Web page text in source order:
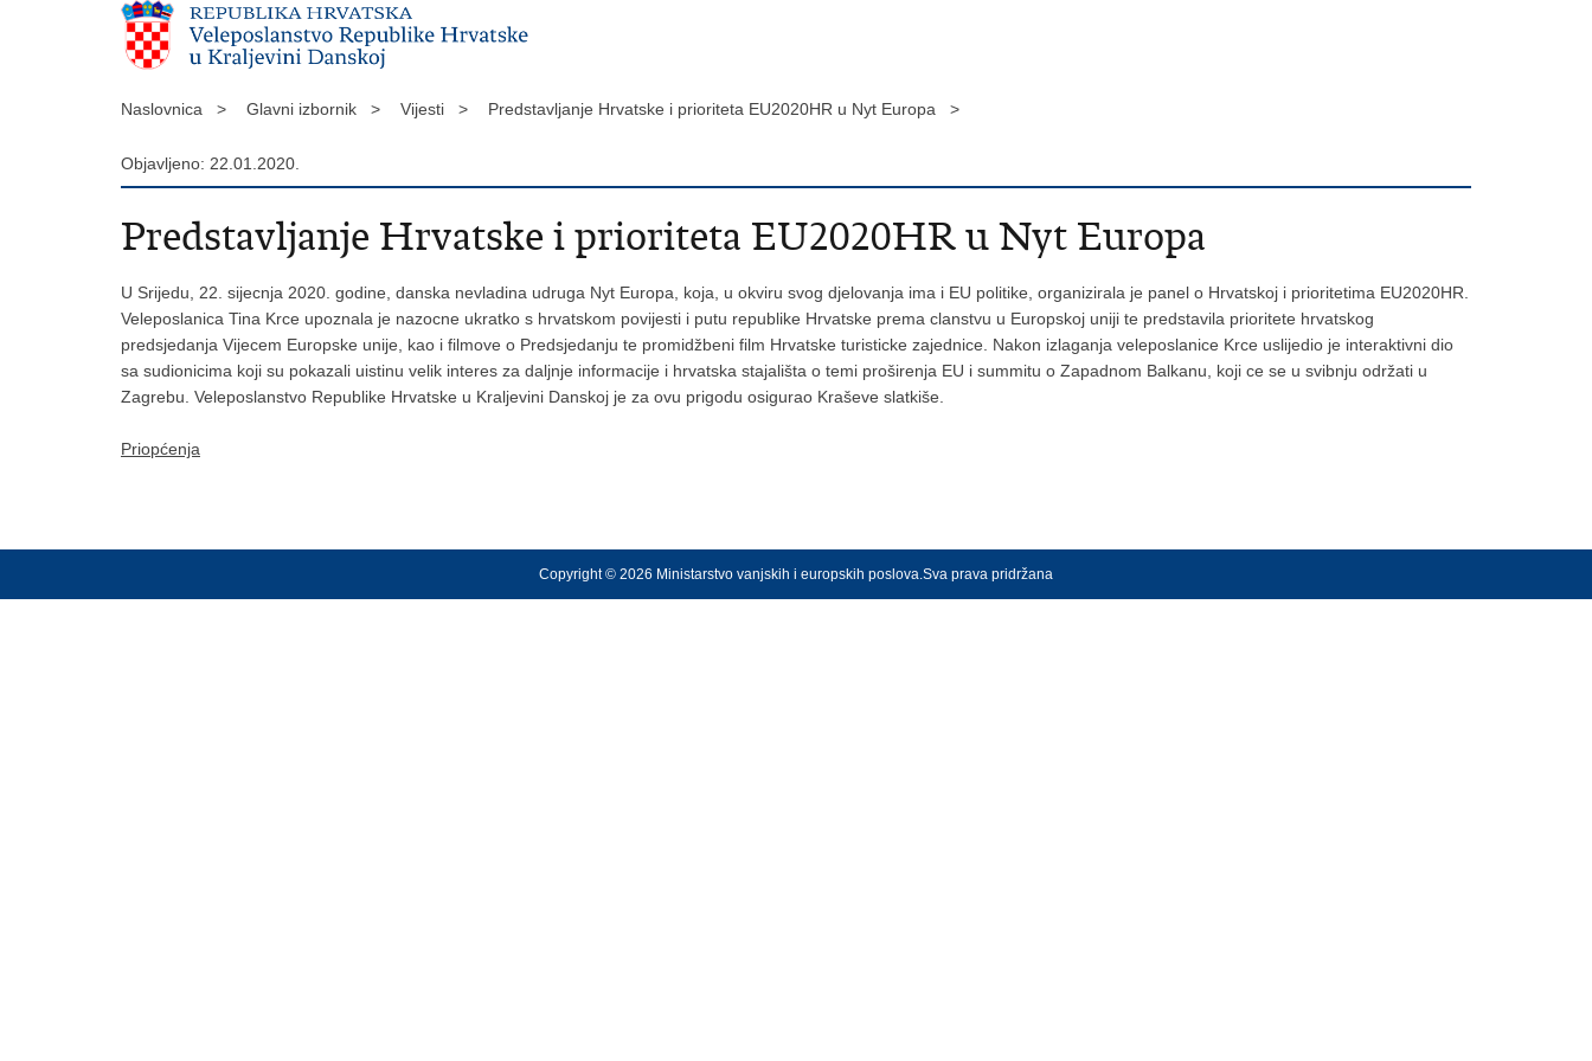
Naslovnica > Glavni izbornik > Vijesti > Predstavljanje Hrvatske i prioriteta EU2020HR u Nyt Europa >
Objavljeno: 22.01.2020.
Predstavljanje Hrvatske i prioriteta EU2020HR u Nyt Europa
U Srijedu, 22. sijecnja 2020. godine, danska nevladina udruga Nyt Europa, koja, u okviru svog djelovanja ima i EU politike, organizirala je panel o Hrvatskoj i prioritetima EU2020HR.
Veleposlanica Tina Krce upoznala je nazocne ukratko s hrvatskom povijesti i putu republike Hrvatske prema clanstvu u Europskoj uniji te predstavila prioritete hrvatskog
predsjedanja Vijecem Europske unije, kao i filmove o Predsjedanju te promidžbeni film Hrvatske turisticke zajednice. Nakon izlaganja veleposlanice Krce uslijedio je interaktivni dio
sa sudionicima koji su pokazali uistinu velik interes za daljnje informacije i hrvatska stajališta o temi proširenja EU i summitu o Zapadnom Balkanu, koji ce se u svibnju održati u
Zagrebu. Veleposlanstvo Republike Hrvatske u Kraljevini Danskoj je za ovu prigodu osigurao Kraševe slatkiše.
Priopćenja
Copyright © 2026 Ministarstvo vanjskih i europskih poslova.Sva prava pridržana